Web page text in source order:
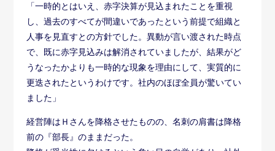
「一時的とはいえ、赤字決算が見込まれたことを重視
し、過去のすべてが間違いであったという前提で組織と
人事を見直すとの方針でした。異動が言い渡された時点
で、既に赤字見込みは解消されていましたが、結果がど
うなったかよりも一時的な現象を理由にして、実質的に
更迭されたというわけです。社内のほぼ全員が驚いてい
ました」
経営陣はＨさんを降格させたものの、名刺の肩書は降格
前の『部長』のままだった。